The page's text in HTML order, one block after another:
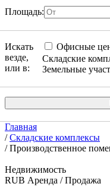
Площадь:
Искать
везде,
или в:
Офисные
Складские
Земельные
Главная
/ Складские комплексы
/ Производственное
Недвижимость
RUB Аренда / Продажа